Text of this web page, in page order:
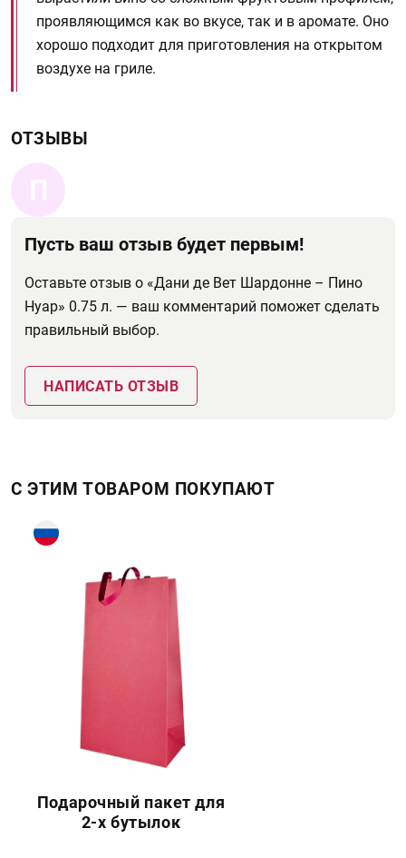
проявляющимся как во вкусе, так и в аромате. Оно
хорошо подходит для приготовления на открытом
воздухе на гриле.
ОТЗЫВЫ
П
Пусть ваш отзыв будет первым!
Оставьте отзыв о «Дани де Вет Шардонне – Пино
Нуар» 0.75 л. — ваш комментарий поможет сделать
правильный выбор.
НАПИСАТЬ ОТЗЫВ
С ЭТИМ ТОВАРОМ ПОКУПАЮТ
Подарочный пакет для
2-х бутылок